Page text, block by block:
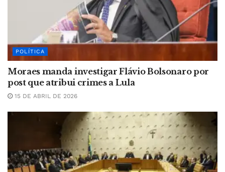
POLÍTICA
Moraes manda investigar Flávio Bolsonaro por
post que atribui crimes a Lula
15 DE ABRIL DE 2026